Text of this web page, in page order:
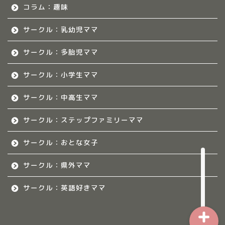
コラム：趣味
サークル：乳幼児ママ
サークル：多胎児ママ
サークル：小学生ママ
サークル：中高生ママ
サークル：ステップファミリーママ
サークル：おとな女子
サークル：県外ママ
サークル：英語好きママ
熊本のママ集まれ！につ
熊本ママのサークル